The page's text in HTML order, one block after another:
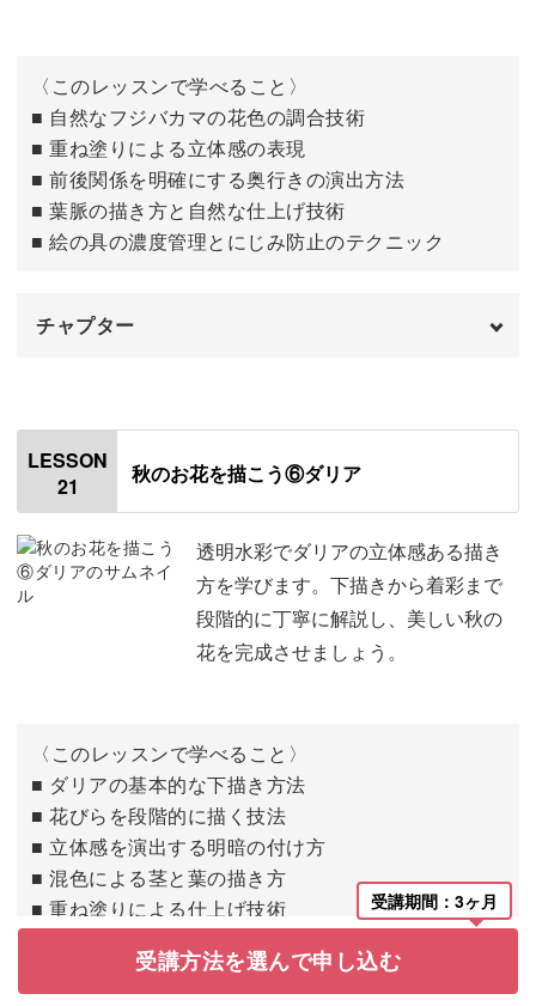
〈このレッスンで学べること〉
■ 自然なフジバカマの花色の調合技術
■ 重ね塗りによる立体感の表現
■ 前後関係を明確にする奥行きの演出方法
■ 葉脈の描き方と自然な仕上げ技術
■ 絵の具の濃度管理とにじみ防止のテクニック
チャプター
フジバカマの花を描く
茎にピンク色を足す
葉脈を描いて葉っぱを仕上げる 06:11
LESSON
21
秋のお花を描こう⑥ダリア
透明水彩でダリアの立体感ある描き
方を学びます。下描きから着彩まで
段階的に丁寧に解説し、美しい秋の
花を完成させましょう。
〈このレッスンで学べること〉
■ ダリアの基本的な下描き方法
■ 花びらを段階的に描く技法
■ 立体感を演出する明暗の付け方
■ 混色による茎と葉の描き方
■ 重ね塗りによる仕上げ技術
チャプター
受講期間：3ヶ月
受講方法を選んで申し込む